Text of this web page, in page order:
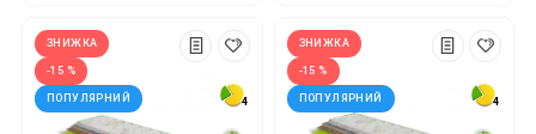
4
ЗНИЖКА
-15 %
ПОПУЛЯРНИЙ 4 4
ЗНИЖКА
-15 %
ПОПУЛЯРНИЙ 4